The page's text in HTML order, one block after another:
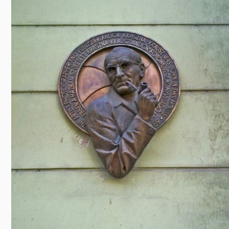
Gyerekeknek
Sport
Buli/Disco
Kiemelt rendezvények
Tanfolyam, képzés
Tábor
Egyházi, vallási
Egyebek
Ünnepek,
megemlékezések
Megyei kitekintő
most
Fák
Víz
Összes
Egyéb
Röplabda